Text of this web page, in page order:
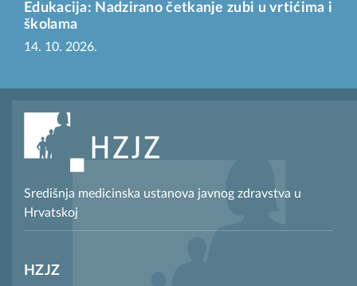
Edukacija: Nadzirano četkanje zubi u vrtićima i
školama
14. 10. 2026.
Središnja medicinska ustanova javnog zdravstva u
Hrvatskoj
HZJZ